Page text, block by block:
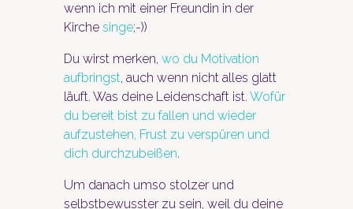
wenn ich mit einer Freundin in der
Kirche singe;-))
Du wirst merken, wo du Motivation
aufbringst, auch wenn nicht alles glatt
läuft. Was deine Leidenschaft ist. Wofür
du bereit bist zu fallen und wieder
aufzustehen, Frust zu verspüren und
dich durchzubeißen.
Um danach umso stolzer und
selbstbewusster zu sein, weil du deine